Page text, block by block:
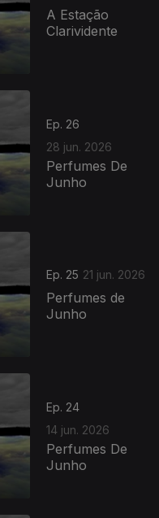
A Estação
Clarividente
Ep. 26
28 jun. 2026
Perfumes De
Junho
Ep. 25 21 jun. 2026
Perfumes de
Junho
Ep. 24
14 jun. 2026
Perfumes De
Junho